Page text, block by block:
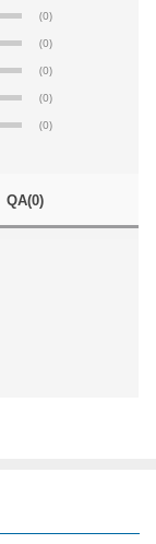
(0)
(0)
(0)
(0)
(0)
QA(0)